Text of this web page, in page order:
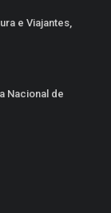
e Viajantes,
Nacional de